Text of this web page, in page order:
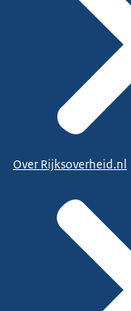
Over Rijksoverheid.nl